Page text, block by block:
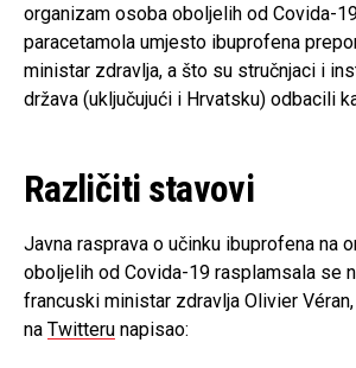
organizam osoba oboljelih od Covida-
paracetamola umjesto ibuprofena
ministar zdravlja, a što su stručnjaci i
država (uključujući i Hrvatsku) odbacili
Različiti stavovi
Javna rasprava o učinku ibuprofena na
oboljelih od Covida-19 rasplamsala se
francuski ministar zdravlja Olivier
na Twitteru napisao: